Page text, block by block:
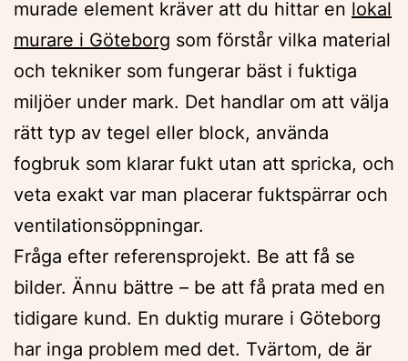
murade element kräver att du hittar en lokal
murare i Göteborg som förstår vilka material
och tekniker som fungerar bäst i fuktiga
miljöer under mark. Det handlar om att välja
rätt typ av tegel eller block, använda
fogbruk som klarar fukt utan att spricka, och
veta exakt var man placerar fuktspärrar och
ventilationsöppningar.
Fråga efter referensprojekt. Be att få se
bilder. Ännu bättre – be att få prata med en
tidigare kund. En duktig murare i Göteborg
har inga problem med det. Tvärtom, de är